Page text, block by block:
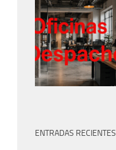
ENTRADAS RECIENTES